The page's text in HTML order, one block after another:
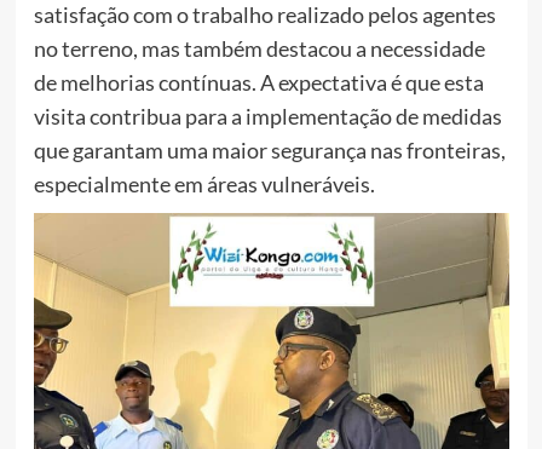
satisfação com o trabalho realizado pelos agentes
no terreno, mas também destacou a necessidade
de melhorias contínuas. A expectativa é que esta
visita contribua para a implementação de medidas
que garantam uma maior segurança nas fronteiras,
especialmente em áreas vulneráveis.